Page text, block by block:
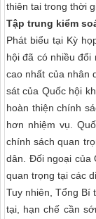
thiên tai trong thời
Tập trung kiểm
Phát biểu tại Kỳ
hội đã có nhiều
cao nhất của nhân
sát của Quốc hội
hoàn thiện chính
hơn nhiệm vụ.
chính sách quan
dân. Đối ngoại của
quan trọng tại các
Tuy nhiên, Tổng Bí
tại, hạn chế cần